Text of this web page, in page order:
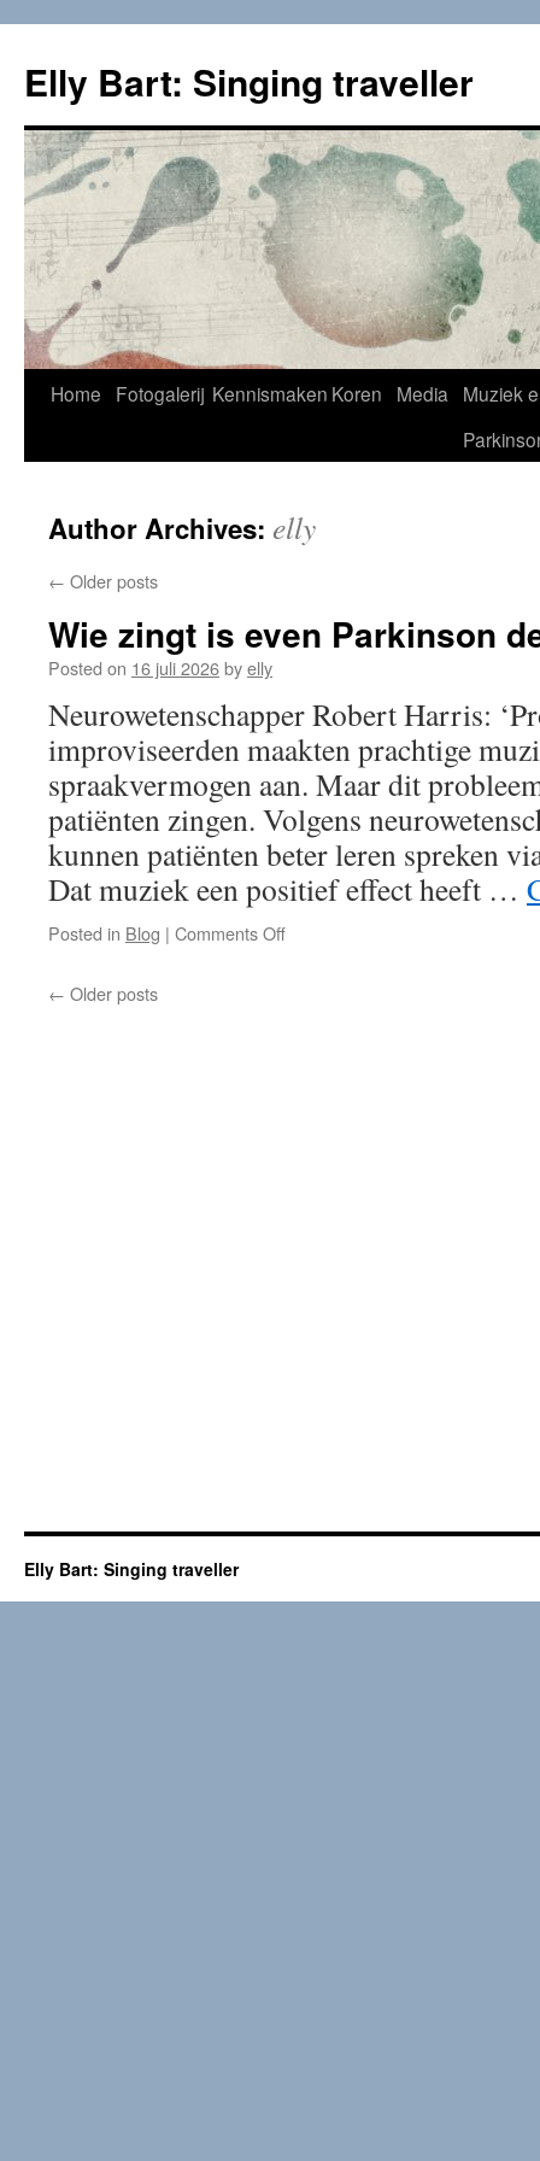
content
Elly Bart: Singing traveller
Home Fotogalerij Kennismaken Koren Media
Muziek
Author Archives: elly
← Older posts
Wie zingt is even Parkinson
Posted on 16 juli 2026byelly
Neurowetenschapper Robert Harris:
improviseerden maakten prachtige
spraakvermogen aan. Maar dit
patiënten zingen. Volgens
kunnen patiënten beter leren spreken
Dat muziek een positief effect heeft …
Posted in Blog | Comments Offon
← Older posts
Elly Bart: Singing traveller